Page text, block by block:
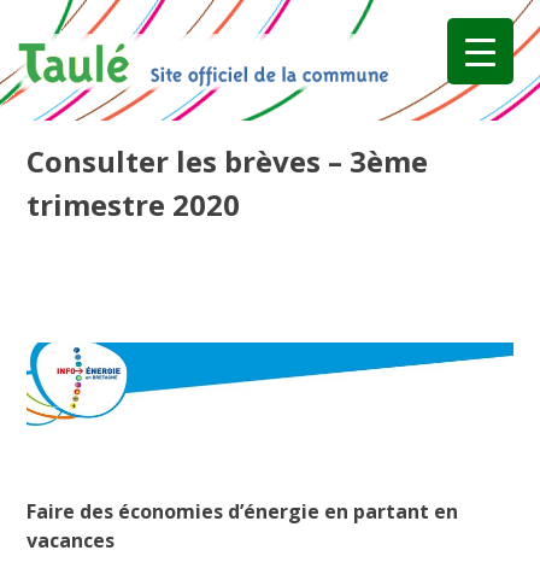
content
Consulter les brèves – 3ème
trimestre 2020
Faire des économies d’énergie en partant en
vacances